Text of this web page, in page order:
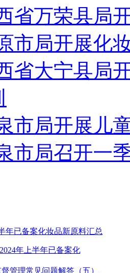
省万荣县局
市局开展化
省大宁县局
市局开展儿
市局召开一
2024年上半年已备案化